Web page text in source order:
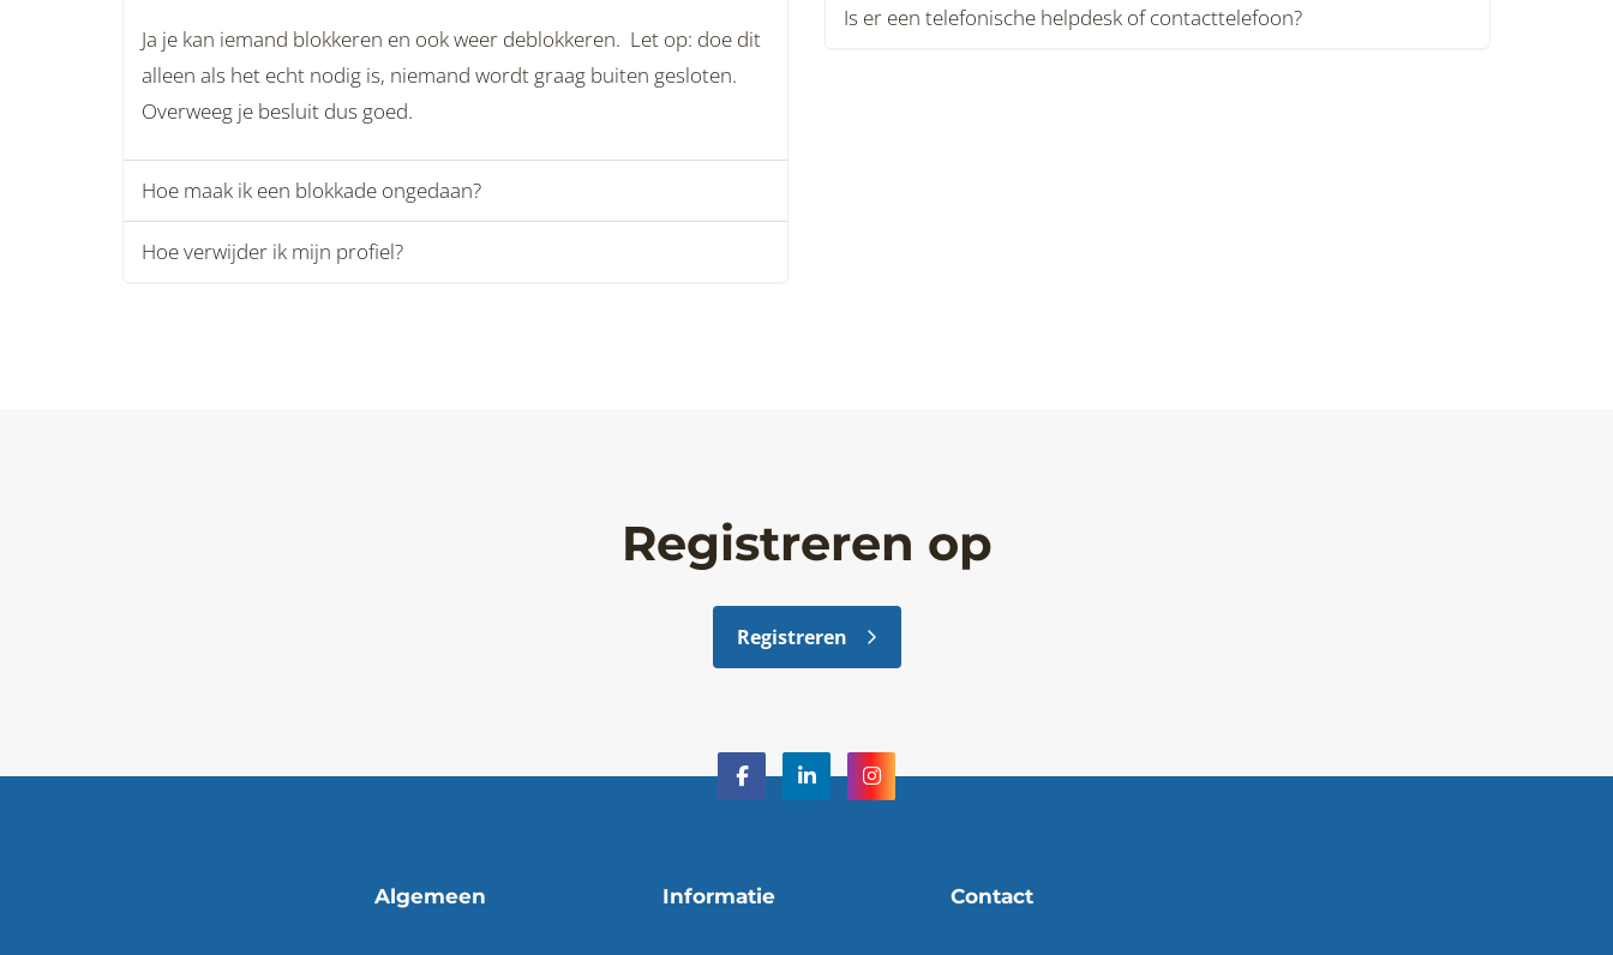
Ja je kan iemand blokkeren en ook weer deblokkeren. Let op: doe dit
alleen als het echt nodig is, niemand wordt graag buiten gesloten.
Overweeg je besluit dus goed.
Hoe maak ik een blokkade ongedaan?
Hoe verwijder ik mijn profiel?
Is er een telefonische helpdesk of contacttelefoon?
Registreren op
Registreren
Algemeen Informatie Contact